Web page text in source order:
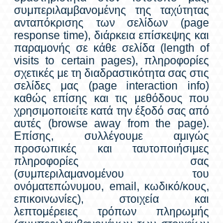
συμπεριλαμβανομένης της ταχύτητας
ανταπόκρισης των σελίδων (page
response time), διάρκεια επίσκεψης και
παραμονής σε κάθε σελίδα (length of
visits to certain pages), πληροφορίες
σχετικές με τη διαδραστικότητα σας στις
σελίδες μας (page interaction info)
καθώς επίσης και τις μεθόδους που
χρησιμοποιείτε κατά την έξοδό σας από
αυτές (browse away from the page).
Επίσης, συλλέγουμε αμιγώς
προσωπικές και ταυτοποιήσιμες
πληροφορίες σας
(συμπεριλαμανομένου του
ονόματεπώνυμου, email, κωδικό/κους,
επικοινωνίες), στοιχεία και
λεπτομέρειες τρόπων πληρωμής